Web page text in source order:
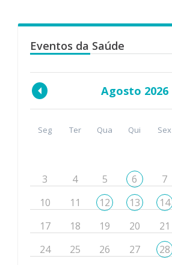
Eventos da Saúde
Agosto 2026
Seg Ter Qua Qui Sex
3
4 5 6 7
10
11 12 13 14
17
18 19 20 21
24
25 26 27 28